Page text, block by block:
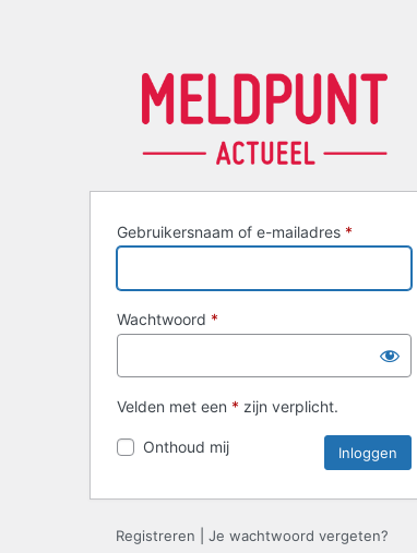
Gebruikersnaam of e-mailadres *
Wachtwoord *
Velden met een * zijn verplicht.
Onthoud mij
Registreren Je wachtwoord vergeten?